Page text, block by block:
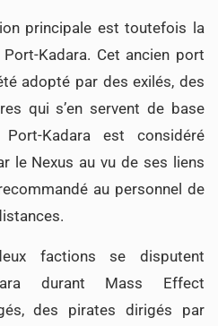
principale est toutefois la
Kadara. Cet ancien port
adopté par des exilés, des
qui s’en servent de base
Kadara est considéré
le Nexus au vu de ses liens
au personnel de
factions se disputent
durant Mass Effect
des pirates dirigés par